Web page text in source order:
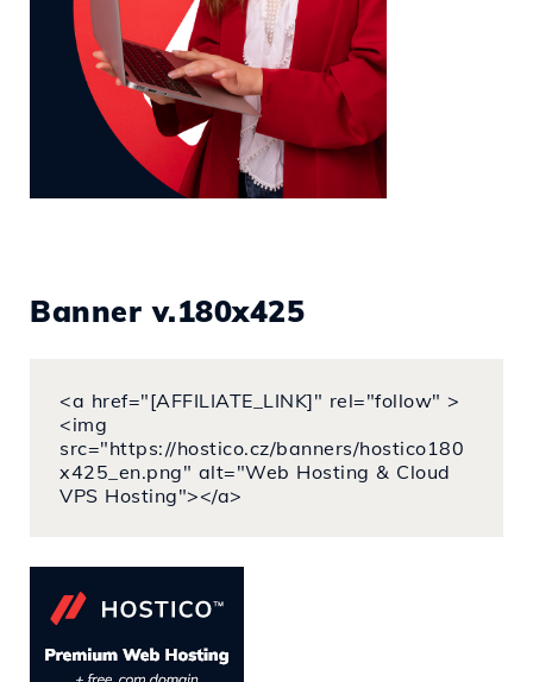
Banner v.180x425
<a href="[AFFILIATE_LINK]" rel="follow" >
<img
src="https://hostico.cz/banners/hostico180
x425_en.png" alt="Web Hosting & Cloud
VPS Hosting"></a>